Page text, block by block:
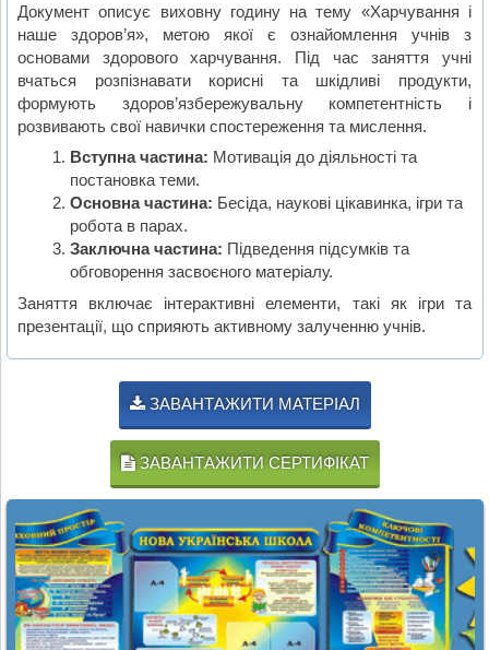
Документ описує виховну годину на тему «Харчування і
наше здоров’я», метою якої є ознайомлення учнів з
основами здорового харчування. Під час заняття учні
вчаться розпізнавати корисні та шкідливі продукти,
формують здоров’язбережувальну компетентність і
розвивають свої навички спостереження та мислення.
Вступна частина: Мотивація до діяльності та
постановка теми.
Основна частина: Бесіда, наукові цікавинка, ігри та
робота в парах.
Заключна частина: Підведення підсумків та
обговорення засвоєного матеріалу.
Заняття включає інтерактивні елементи, такі як ігри та
презентації, що сприяють активному залученню учнів.
ЗАВАНТАЖИТИ МАТЕРІАЛ
ЗАВАНТАЖИТИ СЕРТИФІКАТ